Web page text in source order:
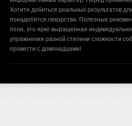
Хотите добиться реальных результатов
понадобятся лекарства. Полезные
пола, это ярко выращенная
упражнения разной степени сложности
провести с домочадцами!